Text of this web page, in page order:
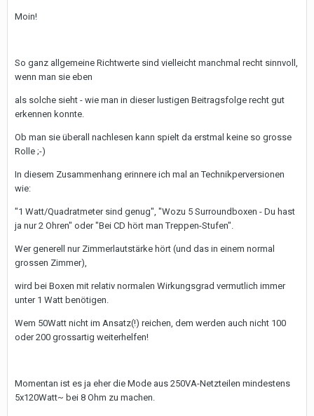
Moin!
So ganz allgemeine Richtwerte sind vielleicht manchmal recht sinnvoll,
wenn man sie eben
als solche sieht - wie man in dieser lustigen Beitragsfolge recht gut
erkennen konnte.
Ob man sie überall nachlesen kann spielt da erstmal keine so grosse
Rolle ;-)
In diesem Zusammenhang erinnere ich mal an Technikperversionen
wie:
"1 Watt/Quadratmeter sind genug", "Wozu 5 Surroundboxen - Du hast
ja nur 2 Ohren" oder "Bei CD hört man Treppen-Stufen".
Wer generell nur Zimmerlautstärke hört (und das in einem normal
grossen Zimmer),
wird bei Boxen mit relativ normalen Wirkungsgrad vermutlich immer
unter 1 Watt benötigen.
Wem 50Watt nicht im Ansatz(!) reichen, dem werden auch nicht 100
oder 200 grossartig weiterhelfen!
Momentan ist es ja eher die Mode aus 250VA-Netzteilen mindestens
5x120Watt~ bei 8 Ohm zu machen.